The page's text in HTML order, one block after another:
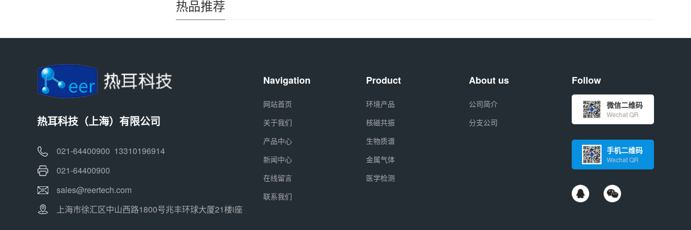
热品推荐
热耳科技（上海）有限公司
021-64400900 13310196914
021-64400900
sales@reertech.com
上海市徐汇区中山西路1800号兆丰环球大厦21楼i座
Navigation
网站首页
关于我们
产品中心
新闻中心
在线留言
联系我们
Product
环境产品
核磁共振
生物质谱
金属气体
医学检测
About us
公司简介
分支公司
Follow
微信二维码
Wechat QR
手机二维码
Wechat QR